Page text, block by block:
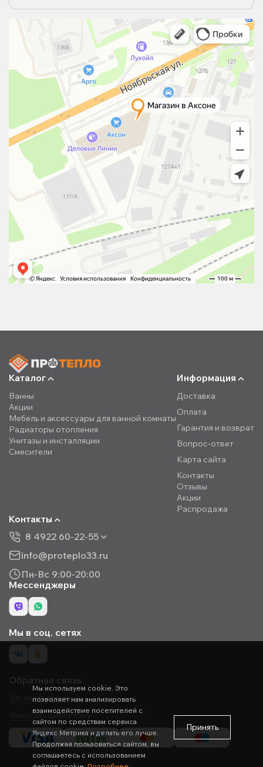
Каталог
Ванны
Акции
Мебель и аксессуары для ванной комнаты
Радиаторы отопления
Унитазы и инсталляции
Смесители
Информация
Доставка
Оплата
Гарантия и возврат
Вопрос-ответ
Карта сайта
Контакты
Отзывы
Акции
Распродажа
Контакты
8 4922 60-22-55
info@proteplo33.ru
Пн-Вс 9:00-20:00
Мессенджеры
Мы в соц. сетях
Обратная связь
Заказать звонок
Написать директору
Мы используем cookie. Это
позволяет нам анализировать
взаимодействие посетителей с
сайтом по средствам сервиса
Яндекс Метрика и делать его лучше.
Продолжая пользоваться сайтом, вы
соглашаетесь с использованием
Принять